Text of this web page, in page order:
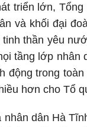
triển lớn,
và khối đại
thần yêu
tầng lớp
động trong
hơn cho Tổ
dân Hà